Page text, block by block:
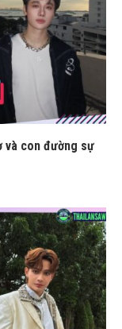
và con đường sự